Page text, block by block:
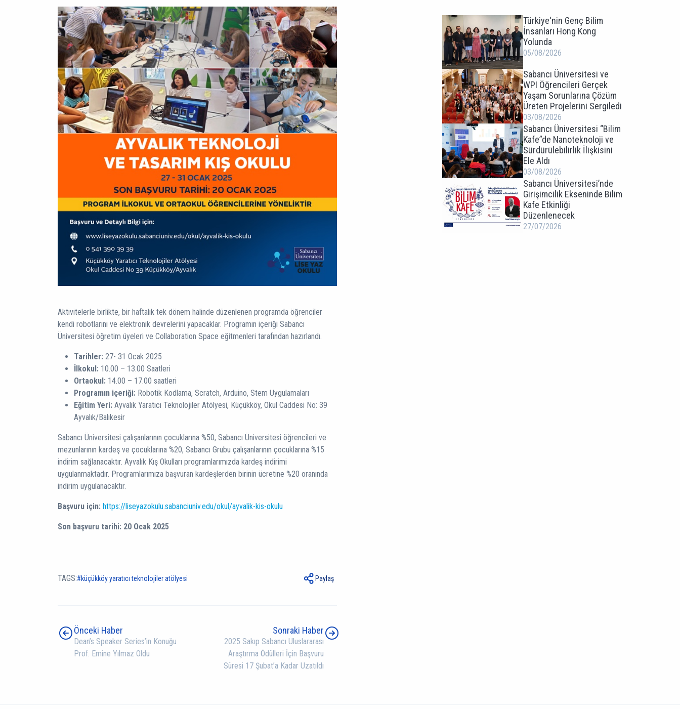
Aktivitelerle birlikte, bir haftalık tek dönem halinde düzenlenen programda öğrenciler
kendi robotlarını ve elektronik devrelerini yapacaklar. Programın içeriği Sabancı
Üniversitesi öğretim üyeleri ve Collaboration Space eğitmenleri tarafından hazırlandı.
Tarihler: 27- 31 Ocak 2025
İlkokul: 10.00 – 13.00 Saatleri
Ortaokul: 14.00 – 17.00 saatleri
Programın içeriği: Robotik Kodlama, Scratch, Arduino, Stem Uygulamaları
Eğitim Yeri: Ayvalık Yaratıcı Teknolojiler Atölyesi, Küçükköy, Okul Caddesi No: 39
Ayvalık/Balıkesir
Sabancı Üniversitesi çalışanlarının çocuklarına %50, Sabancı Üniversitesi öğrencileri ve
mezunlarının kardeş ve çocuklarına %20, Sabancı Grubu çalışanlarının çocuklarına %15
indirim sağlanacaktır. Ayvalık Kış Okulları programlarımızda kardeş indirimi
uygulanmaktadır. Programlarımıza başvuran kardeşlerden birinin ücretine %20 oranında
indirim uygulanacaktır.
Başvuru için: https://liseyazokulu.sabanciuniv.edu/okul/ayvalik-kis-okulu
Son başvuru tarihi: 20 Ocak 2025
TAGS: küçükköy yaratıcı teknolojiler atölyesi Paylaş
Türkiye'nin Genç Bilim
İnsanları Hong Kong
Yolunda
05/08/2026
Sabancı Üniversitesi ve
WPI Öğrencileri Gerçek
Yaşam Sorunlarına Çözüm
Üreten Projelerini Sergiledi
03/08/2026
Sabancı Üniversitesi “Bilim
Kafe”de Nanoteknoloji ve
Sürdürülebilirlik İlişkisini
Ele Aldı
03/08/2026
Sabancı Üniversitesi’nde
Girişimcilik Ekseninde Bilim
Kafe Etkinliği
Düzenlenecek
27/07/2026
Önceki Haber
Dean’s Speaker Series’in Konuğu
Prof. Emine Yılmaz Oldu
Sonraki Haber
2025 Sakıp Sabancı Uluslararası
Araştırma Ödülleri İçin Başvuru
Süresi 17 Şubat’a Kadar Uzatıldı